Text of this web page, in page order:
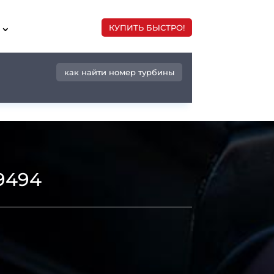
КУПИТЬ БЫСТРО!
как найти номер турбины